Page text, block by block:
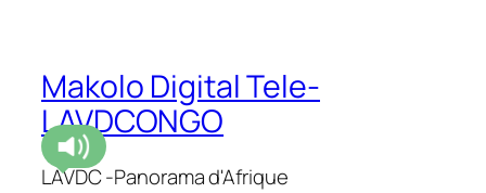
Makolo Digital Tele-
LAVDCONGO
LAVDC -Panorama d'Afrique